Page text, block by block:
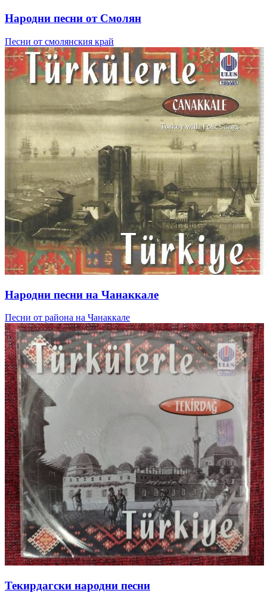
Народни песни от Смолян
Песни от смолянския край
Народни песни на Чанаккале
Песни от района на Чанаккале
Текирдагски народни песни